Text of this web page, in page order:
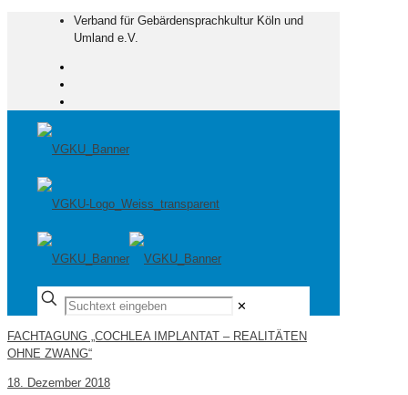
Verband für Gebärdensprachkultur Köln und
Umland e.V.
✕
FACHTAGUNG „COCHLEA IMPLANTAT – REALITÄTEN
OHNE ZWANG“
18. Dezember 2018